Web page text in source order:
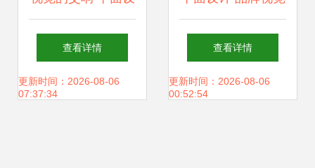
计学科毕业制作展
查看详情
更新时间：2026-08-06
07:37:34
的灵魂塑造
查看详情
更新时间：2026-08-06
00:52:54